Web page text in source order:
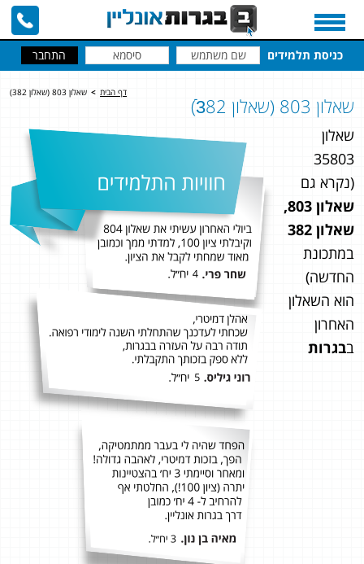
כניסת תלמידים
דף הבית > שאלון 803 (שאלון 382)
שאלון 803 (שאלון 3ֿ82)
שאלון
35803
(נקרא גם
שאלון 803,
שאלון 382
במתכונת
החדשה)
הוא השאלון
האחרון
בבגרות